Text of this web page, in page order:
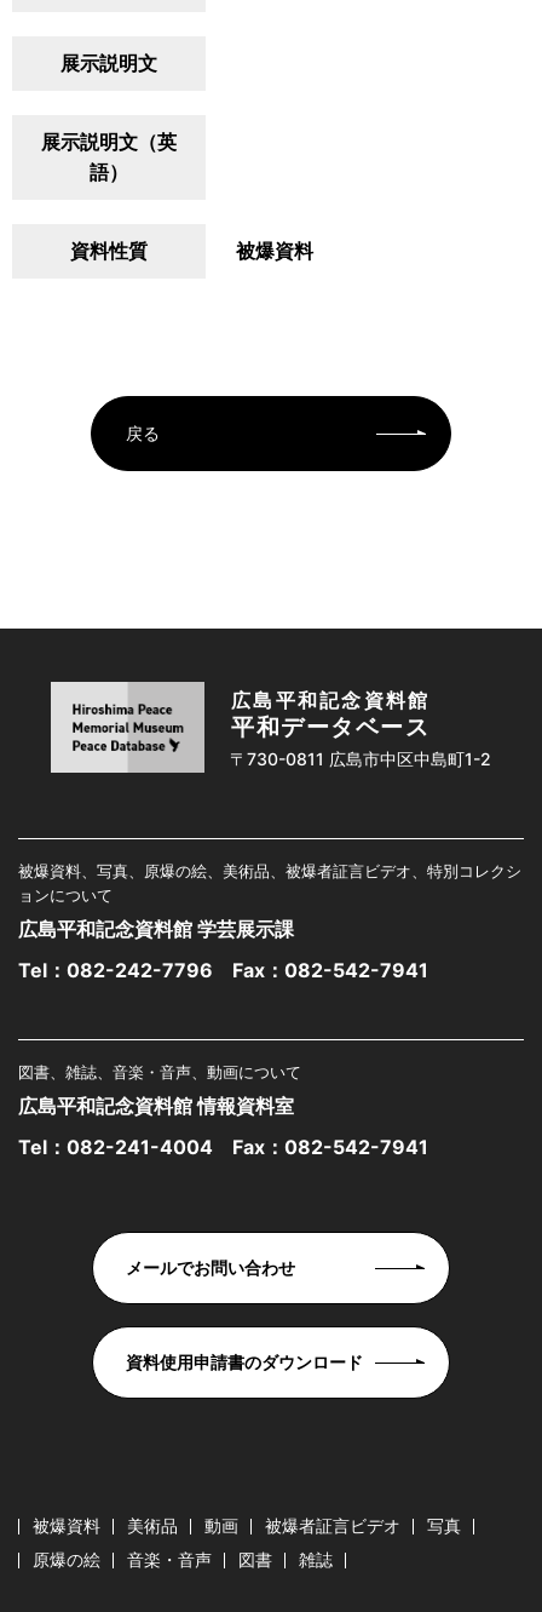
展示説明文
展示説明文（英
語）
資料性質 被爆資料
戻る
広島平和記念資料館
平和データベース
〒730-0811 広島市中区中島町1-2
被爆資料、写真、原爆の絵、美術品、被爆者証言ビデオ、特別コレクシ
ョンについて
広島平和記念資料館 学芸展示課
Tel： 082-242-7796 Fax：082-542-7941
図書、雑誌、音楽・音声、動画について
広島平和記念資料館 情報資料室
Tel： 082-241-4004 Fax：082-542-7941
メールでお問い合わせ
資料使用申請書のダウンロード
被爆資料 美術品 動画 被爆者証言ビデオ
写真
原爆の絵
音楽・音声 図書 雑誌